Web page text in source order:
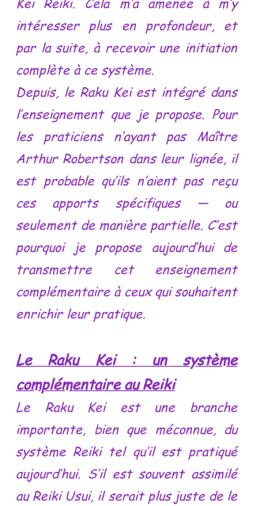
intéresser plus en profondeur, et
par la suite, à recevoir une initiation
complète à ce système.
Depuis, le Raku Kei est intégré dans
l’enseignement que je propose. Pour
les praticiens n’ayant pas Maître
Arthur Robertson dans leur lignée, il
est probable qu’ils n’aient pas reçu
ces apports spécifiques — ou
seulement de manière partielle. C’est
pourquoi je propose aujourd’hui de
transmettre cet enseignement
complémentaire à ceux qui souhaitent
enrichir leur pratique.
Le Raku Kei : un système
complémentaire au Reiki
Le Raku Kei est une branche
importante, bien que méconnue, du
système Reiki tel qu’il est pratiqué
aujourd’hui. S’il est souvent assimilé
au Reiki Usui, il serait plus juste de le